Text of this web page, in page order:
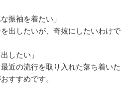
振袖を着たい」
を出したいが、奇抜にしたいわけで
したい」
近の流行を取り入れた落ち着いた
すすめです。